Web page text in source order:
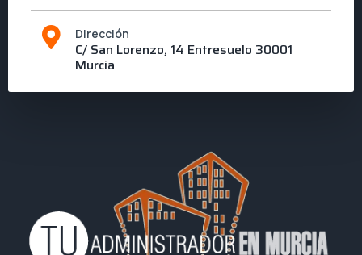
Dirección
C/ San Lorenzo, 14 Entresuelo 30001
Murcia